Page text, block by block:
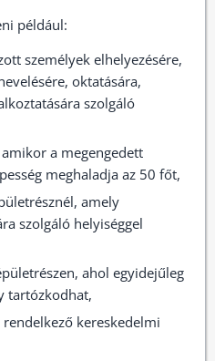
például:
személyek elhelyezésére,
oktatására,
szolgáló
a megengedett
meghaladja az 50 főt,
amely
szolgáló helyiséggel
ahol egyidejűleg
tartózkodhat,
kereskedelmi